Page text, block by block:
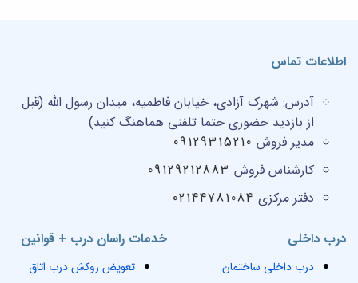
خدمات راسان درب + قوانین
تعویض روکش درب اتاق
درب داخلی
درب داخلی ساختمان
اطلاعات تماس
آدرس: شهرک آزادی، خیابان فاطمیه، میدان رسول الله (قبل
از بازدید حضوری حتما تلفنی هماهنگ کنید)
مدیر فروش 09129315210
کارشناس فروش 09129212883
دفتر مرکزی 02144781084